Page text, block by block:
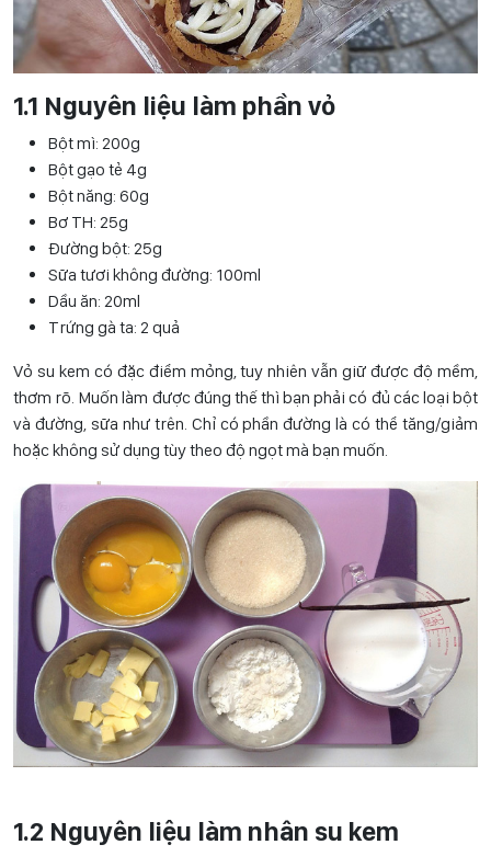
1.1 Nguyên liệu làm phần vỏ
Bột mì: 200g
Bột gạo tẻ 4g
Bột năng: 60g
Bơ TH: 25g
Đường bột: 25g
Sữa tươi không đường: 100ml
Dầu ăn: 20ml
Trứng gà ta: 2 quả
Vỏ su kem có đặc điểm mỏng, tuy nhiên vẫn giữ được độ mềm,
thơm rõ. Muốn làm được đúng thế thì bạn phải có đủ các loại bột
và đường, sữa như trên. Chỉ có phần đường là có thể tăng/giảm
hoặc không sử dụng tùy theo độ ngọt mà bạn muốn.
1.2 Nguyên liệu làm nhân su kem